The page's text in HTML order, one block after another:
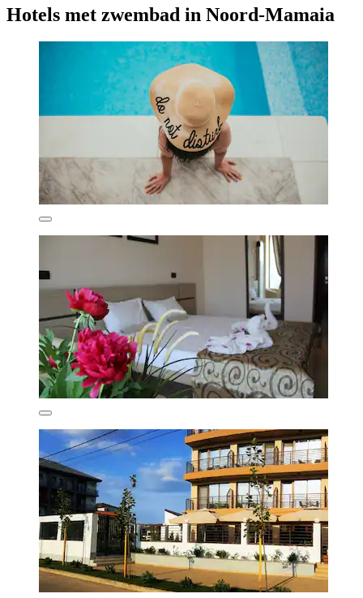
Hotels met zwembad in Noord-Mamaia